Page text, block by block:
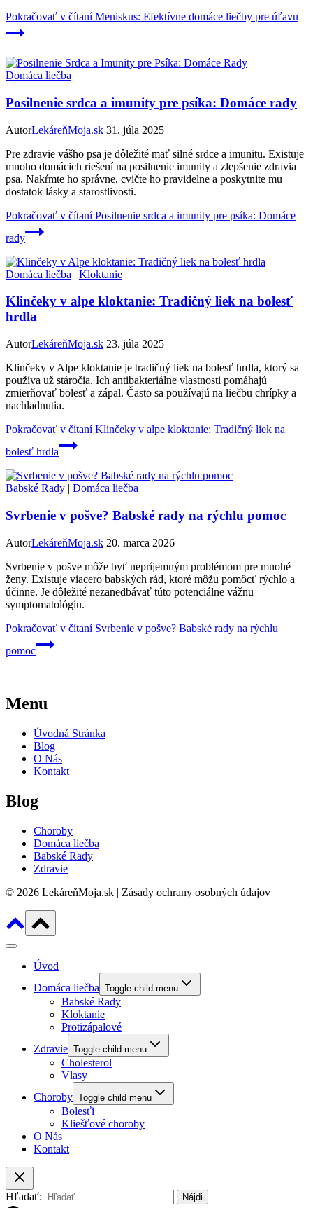
Pokračovať v čítaníMeniskus: Efektívne domáce liečby pre úľavu
Domáca liečba
Posilnenie srdca a imunity pre psíka: Domáce rady
AutorLekáreňMoja.sk 31. júla 2025
Pre zdravie vášho psa je dôležité mať silné srdce a imunitu. Existuje
mnoho domácich riešení na posilnenie imunity a zlepšenie zdravia
psa. Nakŕmte ho správne, cvičte ho pravidelne a poskytnite mu
dostatok lásky a starostlivosti.
Pokračovať v čítaníPosilnenie srdca a imunity pre psíka: Domáce
rady
Domáca liečba | Kloktanie
Klinčeky v alpe kloktanie: Tradičný liek na bolesť
hrdla
AutorLekáreňMoja.sk 23. júla 2025
Klinčeky v Alpe kloktanie je tradičný liek na bolesť hrdla, ktorý sa
používa už stáročia. Ich antibakteriálne vlastnosti pomáhajú
zmierňovať bolesť a zápal. Často sa používajú na liečbu chrípky a
nachladnutia.
Pokračovať v čítaníKlinčeky v alpe kloktanie: Tradičný liek na
bolesť hrdla
Babské Rady | Domáca liečba
Svrbenie v pošve? Babské rady na rýchlu pomoc
AutorLekáreňMoja.sk 20. marca 2026
Svrbenie v pošve môže byť nepríjemným problémom pre mnohé
ženy. Existuje viacero babských rád, ktoré môžu pomôcť rýchlo a
účinne. Je dôležité nezanedbávať túto potenciálne vážnu
symptomatológiu.
Pokračovať v čítaníSvrbenie v pošve? Babské rady na rýchlu
pomoc
Menu
Úvodná Stránka
Blog
O Nás
Kontakt
Blog
Choroby
Domáca liečba
Babské Rady
Zdravie
© 2026 LekáreňMoja.sk | Zásady ochrany osobných údajov
Úvod
Domáca liečba Toggle child menu
Babské Rady
Kloktanie
Protizápalové
Zdravie Toggle child menu
Cholesterol
Vlasy
Choroby Toggle child menu
Bolesťi
Kliešťové choroby
O Nás
Kontakt
Hľadať: